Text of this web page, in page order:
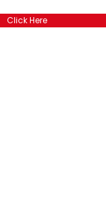
Click Here